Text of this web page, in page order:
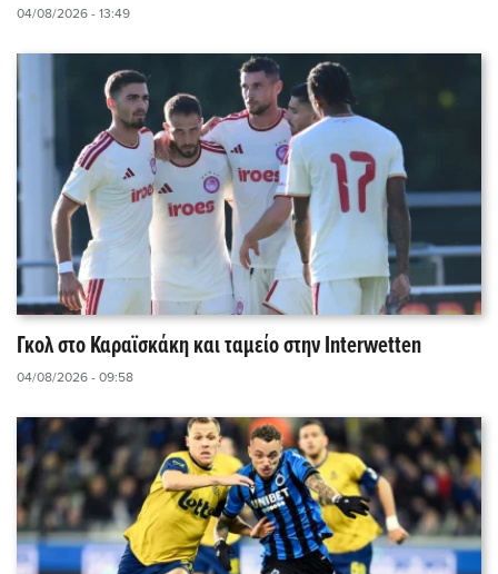
04/08/2026 - 13:49
Γκολ στο Καραϊσκάκη και ταμείο στην Interwetten
04/08/2026 - 09:58